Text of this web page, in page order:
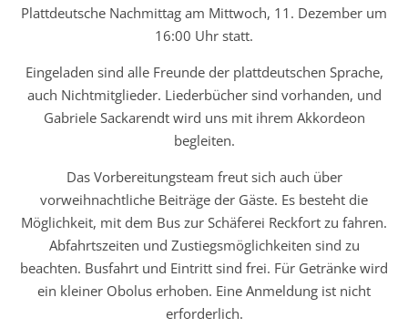
Plattdeutsche Nachmittag am Mittwoch, 11. Dezember um
16:00 Uhr statt.
Eingeladen sind alle Freunde der plattdeutschen Sprache,
auch Nichtmitglieder. Liederbücher sind vorhanden, und
Gabriele Sackarendt wird uns mit ihrem Akkordeon
begleiten.
Das Vorbereitungsteam freut sich auch über
vorweihnachtliche Beiträge der Gäste. Es besteht die
Möglichkeit, mit dem Bus zur Schäferei Reckfort zu fahren.
Abfahrtszeiten und Zustiegsmöglichkeiten sind zu
beachten. Busfahrt und Eintritt sind frei. Für Getränke wird
ein kleiner Obolus erhoben. Eine Anmeldung ist nicht
erforderlich.